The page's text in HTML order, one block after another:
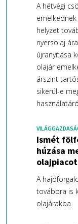
A hétvégi
helyzet
nyersolaj
újranyitása
olajár
árszint
sikerül-e
Ismét
húzása
olajpiacot
A
továbbra is
olajárakba.